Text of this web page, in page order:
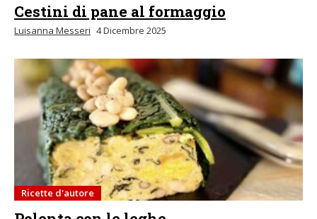
Cestini di pane al formaggio
Luisanna Messeri 4 Dicembre 2025
Ricette d'autore